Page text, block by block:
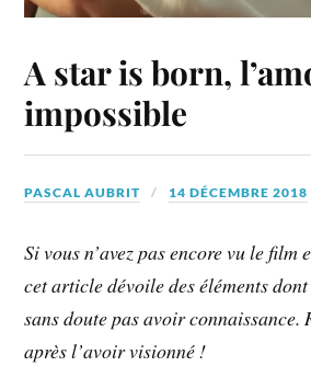
A star is born,
impossible
PASCAL AUBRIT 14 DÉCEMBRE 2018
Si vous n’avez pas encore vu le film
cet article dévoile des éléments
sans doute pas avoir connaissance.
après l’avoir visionné !